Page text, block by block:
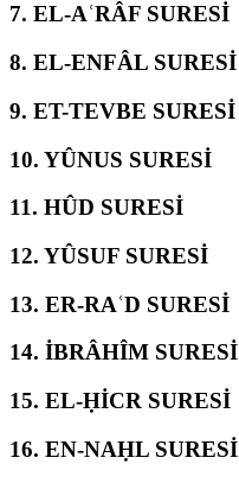
7. EL-AʿRÂF SURESİ
8. EL-ENFÂL SURESİ
9. ET-TEVBE SURESİ
10. YÛNUS SURESİ
11. HÛD SURESİ
12. YÛSUF SURESİ
13. ER-RAʿD SURESİ
14. İBRÂHÎM SURESİ
15. EL-ḤİCR SURESİ
16. EN-NAḤL SURESİ